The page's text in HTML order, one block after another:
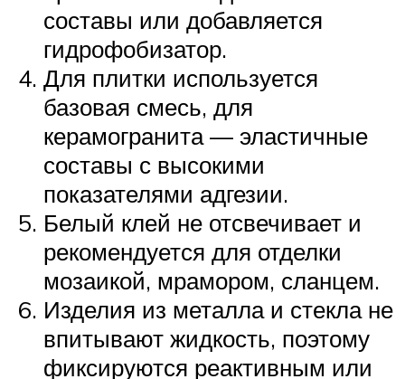
составы или добавляется
гидрофобизатор.
Для плитки используется
базовая смесь, для
керамогранита — эластичные
составы с высокими
показателями адгезии.
Белый клей не отсвечивает и
рекомендуется для отделки
мозаикой, мрамором, сланцем.
Изделия из металла и стекла не
впитывают жидкость, поэтому
фиксируются реактивным или